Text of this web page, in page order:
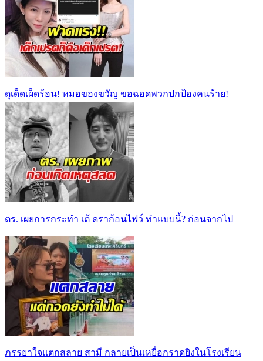
ดุเด็ดเผ็ดร้อน! หมอของขวัญ ขอฉอดพวกปกป้องคนร้าย!
ตร. เผยการกระทำ เต้ ดราก้อนไฟว์ ทำแบบนี้? ก่อนจากไป
ภรรยาใจแตกสลาย สามี กลายเป็นเหยื่อกราดยิงในโรงเรียน